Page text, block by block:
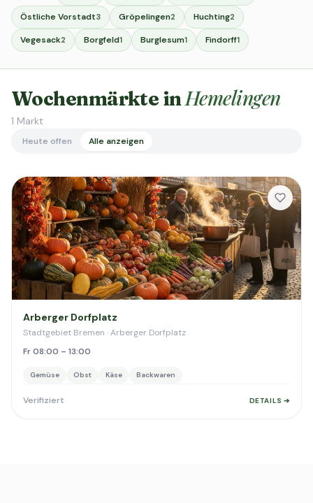
Östliche Vorstadt3 Gröpelingen2 Huchting2
Vegesack2 Borgfeld1 Burglesum1 Findorff1
Wochenmärkte inHemelingen
1 Markt
Heute offen Alle anzeigen
Arberger Dorfplatz
Stadtgebiet Bremen · Arberger Dorfplatz
Fr 08:00 – 13:00
Gemüse Obst Käse Backwaren
Verifiziert DETAILS ➔